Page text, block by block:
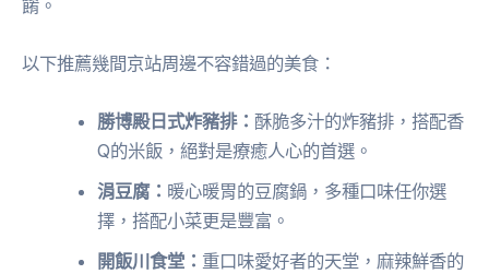
餚。
以下推薦幾間京站周邊不容錯過的美食：
勝博殿日式炸豬排：酥脆多汁的炸豬排，搭配香
Q的米飯，絕對是療癒人心的首選。
涓豆腐： 暖心暖胃的豆腐鍋，多種口味任你選
擇，搭配小菜更是豐富。
開飯川食堂： 重口味愛好者的天堂，麻辣鮮香的